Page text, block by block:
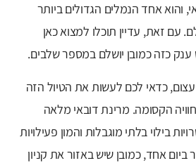
והוא אחד הנמלים הגדולים ביותר
עם זאת, עדיין תוכלו למצוא כאן
ענק כזה כמובן יושלם במספר שלבים.
כדאי לכם לעשות את הטיול הזה
הקסומה. מרינת דובאי מלאה
בילוי בלתי מוגבלות והמון פעילויות
אחד, כמובן שיש באזור את קניון